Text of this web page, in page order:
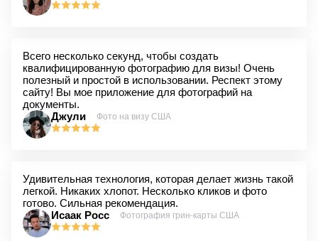
Всего несколько секунд, чтобы создать
квалифицированную фотографию для визы! Очень
полезный и простой в использовании. Респект этому
сайту! Вы мое приложение для фотографий на
документы.
Джули
Фото на визу США
Удивительная технология, которая делает жизнь такой
легкой. Никаких хлопот. Несколько кликов и фото
готово. Сильная рекомендация.
Исаак Росс
Фотография грин-карты США